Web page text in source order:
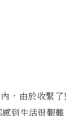
，由於收緊
到生活很艱